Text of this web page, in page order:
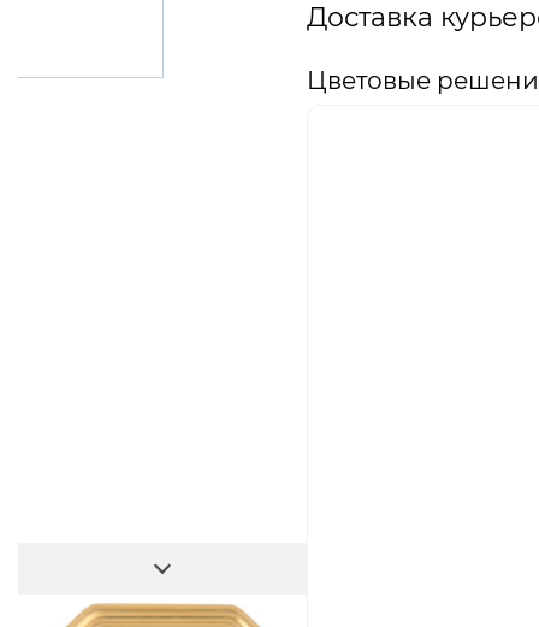
Доставка
Цветовые